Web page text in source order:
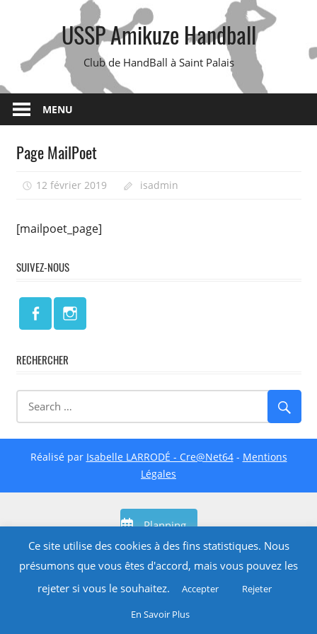
USSP Amikuze Handball
Club de HandBall à Saint Palais
MENU
Page MailPoet
12 février 2019 isadmin
[mailpoet_page]
SUIVEZ-NOUS
RECHERCHER
Réalisé par Isabelle LARRODÉ - Cre@Net64- Mentions
Légales
Planning
Ce site utilise des cookies à des fins statistiques. Nous
présumons que vous êtes d'accord, mais vous pouvez les
rejeter si vous le souhaitez.
Accepter
Rejeter
En Savoir Plus